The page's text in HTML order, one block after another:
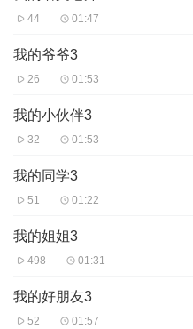
44 01:47
我的爷爷3
26 01:53
我的小伙伴3
32 01:53
我的同学3
51 01:22
我的姐姐3
498 01:31
我的好朋友3
52 01:57